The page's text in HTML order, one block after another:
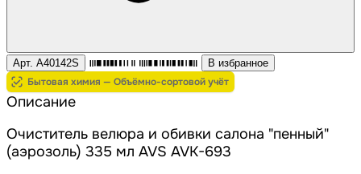
Арт. A40142S В избранное
Бытовая химия — Объёмно-сортовой учёт
Описание
Очиститель велюра и обивки салона "пенный"
(аэрозоль) 335 мл AVS AVK-693